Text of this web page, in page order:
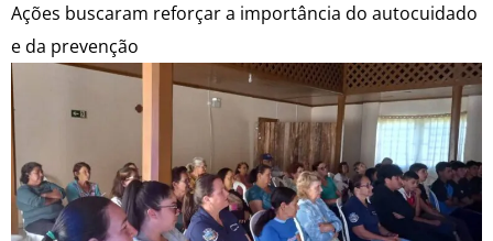
Ações buscaram reforçar a importância do autocuidado
e da prevenção